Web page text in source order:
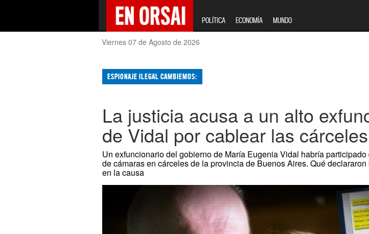
POLÍTICA ECONOMÍA MUNDO
Viernes 07 de Agosto de 2026
ESPIONAJE ILEGAL CAMBIEMOS:
La justicia acusa a un alto
de Vidal por cablear las cárceles
Un exfuncionario del gobierno de María Eugenia Vidal habría
de cámaras en cárceles de la provincia de Buenos Aires. Qué
en la causa